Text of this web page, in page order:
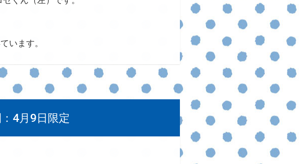
います。
4月9日限定